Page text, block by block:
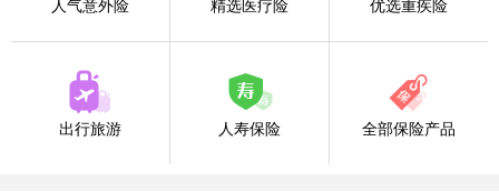
人气意外险 精选医疗险 优选重疾险
出行旅游 人寿保险 全部保险产品